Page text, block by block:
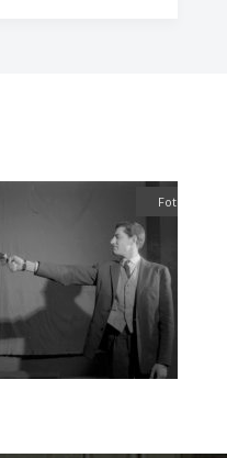
Fotografía